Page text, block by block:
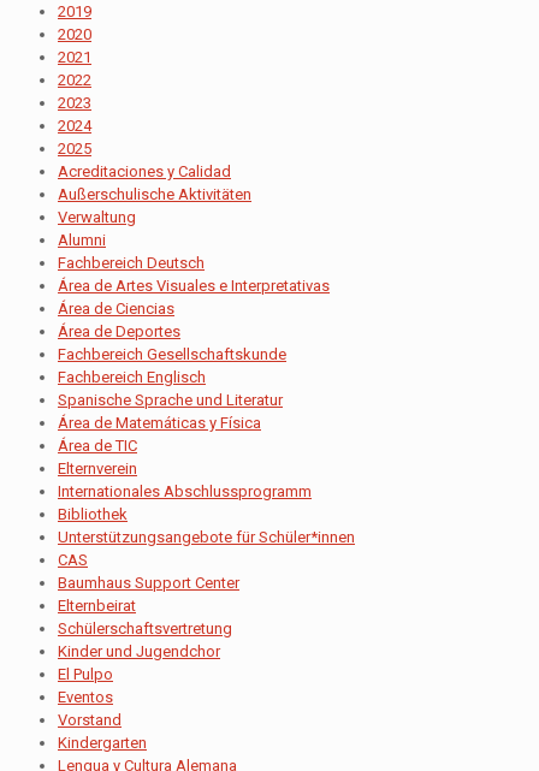
2019
2020
2021
2022
2023
2024
2025
Acreditaciones y Calidad
Außerschulische Aktivitäten
Verwaltung
Alumni
Fachbereich Deutsch
Área de Artes Visuales e Interpretativas
Área de Ciencias
Área de Deportes
Fachbereich Gesellschaftskunde
Fachbereich Englisch
Spanische Sprache und Literatur
Área de Matemáticas y Física
Área de TIC
Elternverein
Internationales Abschlussprogramm
Bibliothek
Unterstützungsangebote für Schüler*innen
CAS
Baumhaus Support Center
Elternbeirat
Schülerschaftsvertretung
Kinder und Jugendchor
El Pulpo
Eventos
Vorstand
Kindergarten
Lengua y Cultura Alemana